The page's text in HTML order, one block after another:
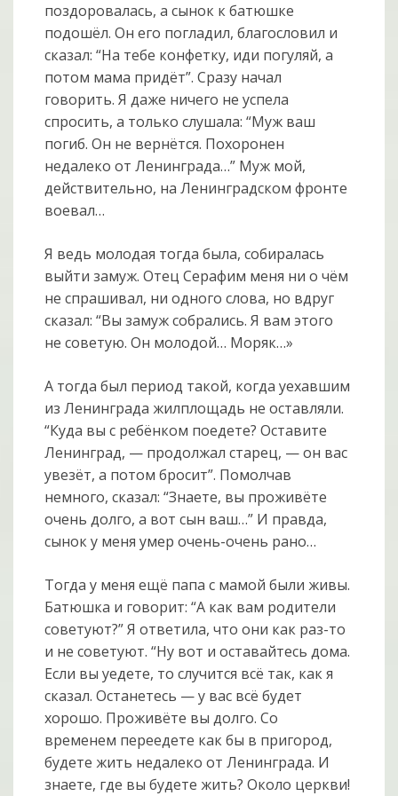
поздоровалась, а сынок к батюшке
подошёл. Он его погладил, благословил и
сказал: “На тебе конфетку, иди погуляй, а
потом мама придёт”. Сразу начал
говорить. Я даже ничего не успела
спросить, а только слушала: “Муж ваш
погиб. Он не вернётся. Похоронен
недалеко от Ленинграда…” Муж мой,
действительно, на Ленинградском фронте
воевал…
Я ведь молодая тогда была, собиралась
выйти замуж. Отец Серафим меня ни о чём
не спрашивал, ни одного слова, но вдруг
сказал: “Вы замуж собрались. Я вам этого
не советую. Он молодой… Моряк…»
А тогда был период такой, когда уехавшим
из Ленинграда жилплощадь не оставляли.
“Куда вы с ребёнком поедете? Оставите
Ленинград, — продолжал старец, — он вас
увезёт, а потом бросит”. Помолчав
немного, сказал: “Знаете, вы проживёте
очень долго, а вот сын ваш…” И правда,
сынок у меня умер очень-очень рано…
Тогда у меня ещё папа с мамой были живы.
Батюшка и говорит: “А как вам родители
советуют?” Я ответила, что они как раз-то
и не советуют. “Ну вот и оставайтесь дома.
Если вы уедете, то случится всё так, как я
сказал. Останетесь — у вас всё будет
хорошо. Проживёте вы долго. Со
временем переедете как бы в пригород,
будете жить недалеко от Ленинграда. И
знаете, где вы будете жить? Около церкви!